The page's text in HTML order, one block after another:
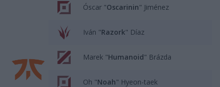
Óscar "Oscarinin" Jiménez
Iván "Razork" Díaz
Marek "Humanoid" Brázda
Oh "Noah" Hyeon-taek